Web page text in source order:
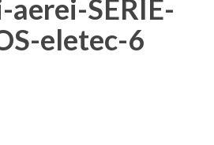
SERIE-
eletec-6